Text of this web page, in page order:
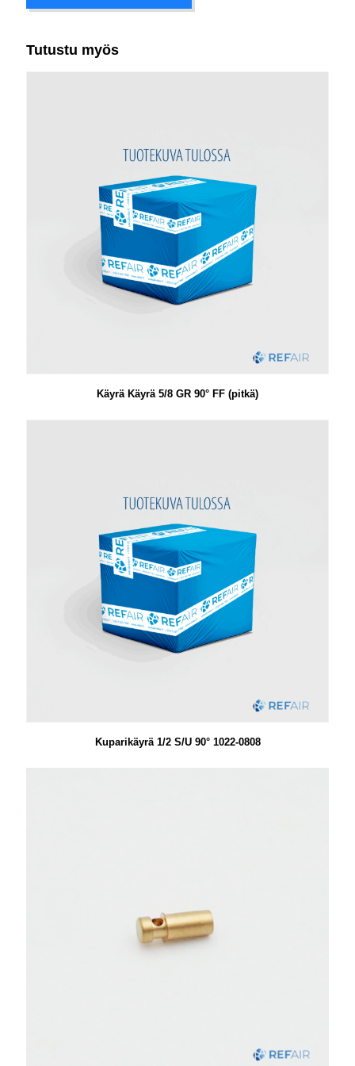
Tutustu myös
Käyrä Käyrä 5/8 GR 90° FF (pitkä)
Kuparikäyrä 1/2 S/U 90° 1022-0808